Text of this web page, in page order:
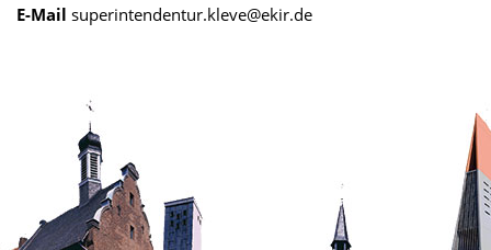
E-Mail superintendentur.kleve@ekir.de